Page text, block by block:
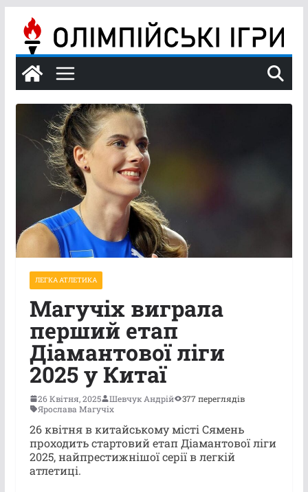
вмісту
ЛЕГКА АТЛЕТИКА
Магучіх виграла
перший етап
Діамантової ліги
2025 у Китаї
26 Квітня, 2025 Шевчук Андрій
377 переглядів
Ярослава Магучіх
26 квітня в китайському місті Сямень
проходить стартовий етап Діамантової ліги
2025, найпрестижнішої серії в легкій
атлетиці.